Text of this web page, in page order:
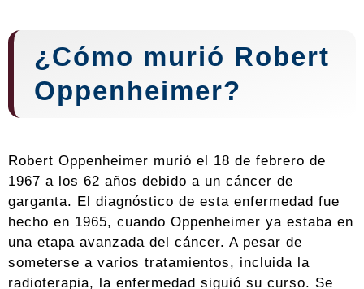
¿Cómo murió Robert
Oppenheimer?
Robert Oppenheimer murió el 18 de febrero de
1967 a los 62 años debido a un cáncer de
garganta. El diagnóstico de esta enfermedad fue
hecho en 1965, cuando Oppenheimer ya estaba en
una etapa avanzada del cáncer. A pesar de
someterse a varios tratamientos, incluida la
radioterapia, la enfermedad siguió su curso. Se